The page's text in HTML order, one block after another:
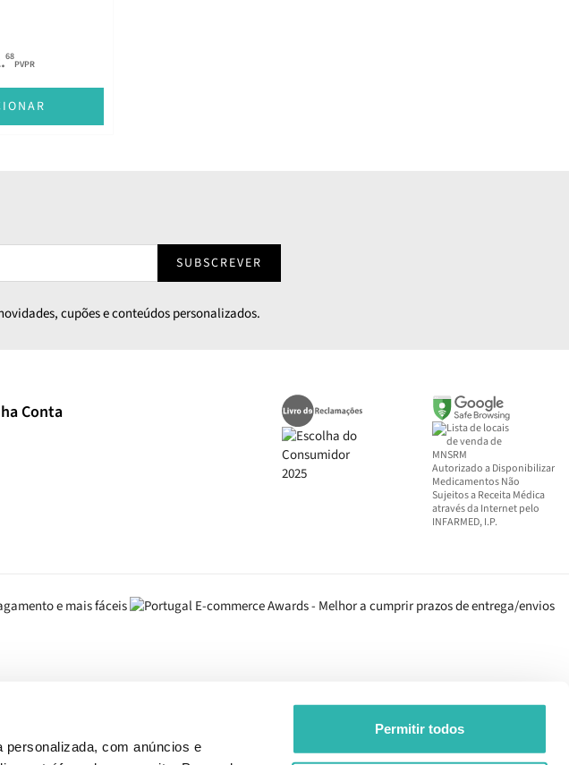
com anúncios e
Permitir todos
68
PVPR
SUBSCREVER
cupões e conteúdos personalizados.
Conta
Autorizado a Disponibilizar
Medicamentos Não
Sujeitos a Receita Médica
através da Internet pelo
INFARMED, I.P.